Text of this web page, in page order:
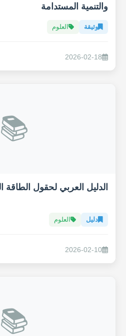
والتنمية المستدامة
وثيقة العلوم
2026-02-18
📚
الدليل العربي لحقول
دليل العلوم
2026-02-10
📚